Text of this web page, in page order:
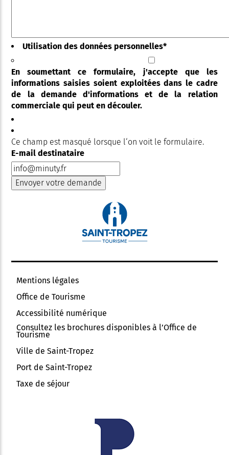
Utilisation des données personnelles*
En soumettant ce formulaire, j'accepte que les
informations saisies soient exploitées dans le cadre
de la demande d'informations et de la relation
commerciale qui peut en découler.
Ce champ est masqué lorsque l‘on voit le formulaire.
E-mail destinataire
Mentions légales
Office de Tourisme
Accessibilité numérique
Consultez les brochures disponibles à l’Office de
Tourisme
Ville de Saint-Tropez
Port de Saint-Tropez
Taxe de séjour